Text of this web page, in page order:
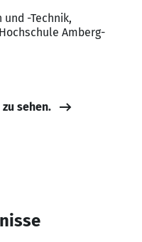
und -Technik,
Amberg-
sehen.